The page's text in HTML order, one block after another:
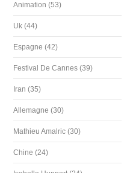
Animation (53)
Uk (44)
Espagne (42)
Festival De Cannes (39)
Iran (35)
Allemagne (30)
Mathieu Amalric (30)
Chine (24)